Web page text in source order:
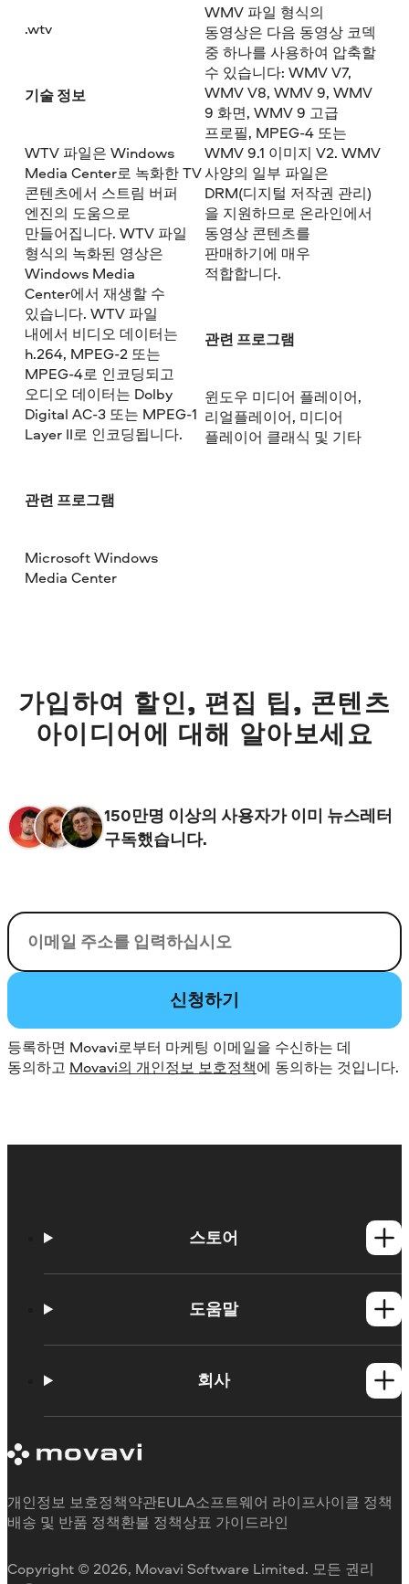
.wtv
기술 정보
WTV 파일은 Windows
Media Center로 녹화한 TV
콘텐츠에서 스트림 버퍼
엔진의 도움으로
만들어집니다. WTV 파일
형식의 녹화된 영상은
Windows Media
Center에서 재생할 수
있습니다. WTV 파일
내에서 비디오 데이터는
h.264, MPEG-2 또는
MPEG-4로 인코딩되고
오디오 데이터는 Dolby
Digital AC-3 또는 MPEG-1
Layer II로 인코딩됩니다.
관련 프로그램
Microsoft Windows
Media Center
WMV 파일 형식의
동영상은 다음 동영상 코덱
중 하나를 사용하여 압축할
수 있습니다: WMV V7,
WMV V8, WMV 9, WMV
9 화면, WMV 9 고급
프로필, MPEG-4 또는
WMV 9.1 이미지 V2. WMV
사양의 일부 파일은
DRM(디지털 저작권 관리)
을 지원하므로 온라인에서
동영상 콘텐츠를
판매하기에 매우
적합합니다.
관련 프로그램
윈도우 미디어 플레이어,
리얼플레이어, 미디어
플레이어 클래식 및 기타
가입하여 할인, 편집 팁, 콘텐츠
아이디어에 대해 알아보세요
150만명 이상의 사용자가 이미 뉴스레터
구독했습니다.
이메일
신청하기
등록하면 Movavi로부터 마케팅 이메일을 수신하는 데
동의하고 Movavi의 개인정보 보호정책에 동의하는 것입니다.
스토어
Mac 제품
도움말
학습 포털
체험판 제한 사항
환불
회사
후기
Movavi를 선택하는 이유
업무용
Copyright © 2026, Movavi Software Limited. 모든 권리
개인정보 보호정책약관EULA소프트웨어 라이프사이클 정책
배송 및 반품 정책환불 정책상표 가이드라인